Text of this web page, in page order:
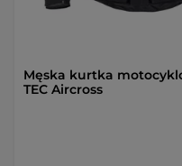
Męska kurtka
TEC Aircross